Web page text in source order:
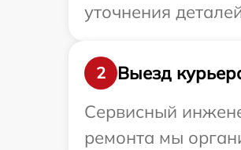
уточнения
2
Выезд
Сервисный
ремонта мы